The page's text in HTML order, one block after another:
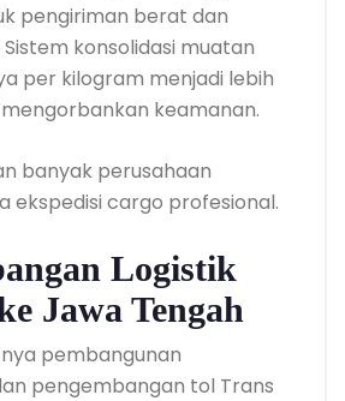
pengiriman berat dan
konsolidasi muatan
per kilogram menjadi lebih
keamanan.
banyak perusahaan
ekspedisi cargo profesional.
Logistik
Jawa Tengah
pembangunan
pengembangan tol Trans